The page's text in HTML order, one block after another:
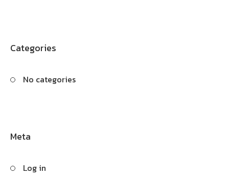
Categories
No categories
Meta
Log in